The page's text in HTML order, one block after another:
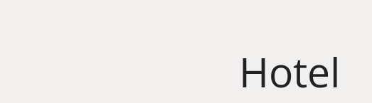
la restaurantele Monty și Lena
Hotel